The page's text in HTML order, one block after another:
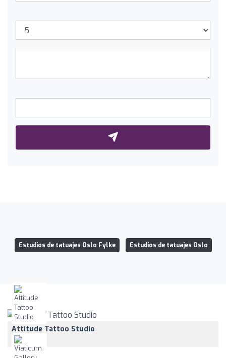
Estudios de tatuajes Oslo Fylke Estudios de tatuajes Oslo
Attitude Tattoo Studio